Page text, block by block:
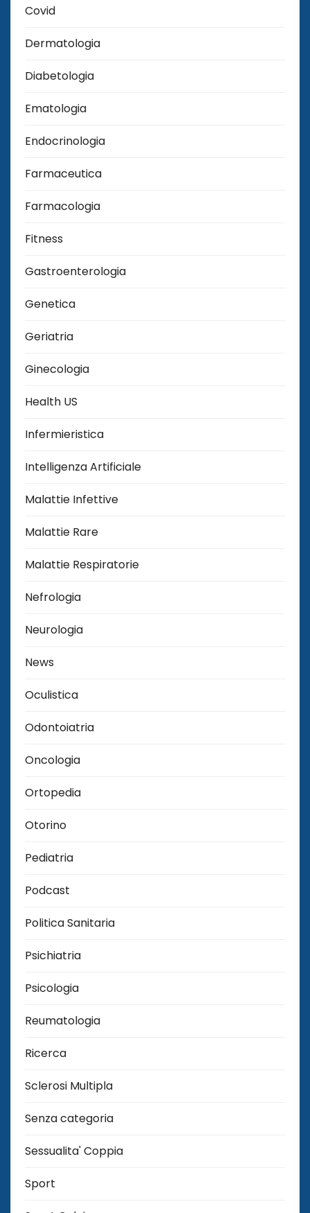
Covid
Dermatologia
Diabetologia
Ematologia
Endocrinologia
Farmaceutica
Farmacologia
Fitness
Gastroenterologia
Genetica
Geriatria
Ginecologia
Health US
Infermieristica
Intelligenza Artificiale
Malattie Infettive
Malattie Rare
Malattie Respiratorie
Nefrologia
Neurologia
News
Oculistica
Odontoiatria
Oncologia
Ortopedia
Otorino
Pediatria
Podcast
Politica Sanitaria
Psichiatria
Psicologia
Reumatologia
Ricerca
Sclerosi Multipla
Senza categoria
Sessualita' Coppia
Sport